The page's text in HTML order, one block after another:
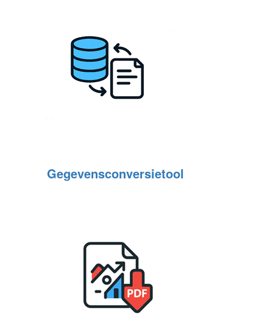
Gegevensconversietool